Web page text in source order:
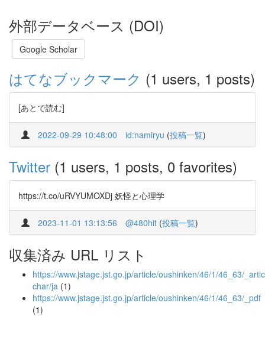
外部データベース (DOI)
Google Scholar
はてなブックマーク (1 users, 1 posts)
[あとで読む]
2022-09-29 10:48:00 id:namiryu (投稿一覧)
Twitter (1 users, 1 posts, 0 favorites)
https://t.co/uRVYUMOXDj 妖怪と心理学
2023-11-01 13:13:56 @480hit (投稿一覧)
収集済み URL リスト
https://www.jstage.jst.go.jp/article/oushinken/46/1/46_63/
char/ja (1)
https://www.jstage.jst.go.jp/article/oushinken/46/1/46_63/_pdf
(1)